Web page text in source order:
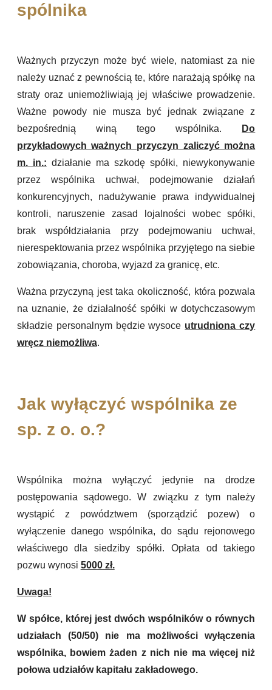
spólnika
Ważnych przyczyn może być wiele, natomiast za nie
należy uznać z pewnością te, które narażają spółkę na
straty oraz uniemożliwiają jej właściwe prowadzenie.
Ważne powody nie musza być jednak związane z
bezpośrednią winą tego wspólnika.
Do
przykładowych ważnych przyczyn zaliczyć można
m. in.: działanie ma szkodę spółki, niewykonywanie
przez wspólnika uchwał, podejmowanie działań
konkurencyjnych, nadużywanie prawa indywidualnej
kontroli, naruszenie zasad lojalności wobec spółki,
brak współdziałania przy podejmowaniu uchwał,
nierespektowania przez wspólnika przyjętego na siebie
zobowiązania, choroba, wyjazd za granicę, etc.
Ważna przyczyną jest taka okoliczność, która pozwala
na uznanie, że działalność spółki w dotychczasowym
składzie personalnym będzie wysoce utrudniona czy
wręcz niemożliwa.
Jak wyłączyć wspólnika ze
sp. z o. o.?
Wspólnika można wyłączyć jedynie na drodze
postępowania sądowego. W związku z tym należy
wystąpić z powództwem (sporządzić pozew) o
wyłączenie danego wspólnika, do sądu rejonowego
właściwego dla siedziby spółki. Opłata od takiego
pozwu wynosi 5000 zł.
Uwaga!
W spółce, której jest dwóch wspólników o równych
udziałach (50/50) nie ma możliwości wyłączenia
wspólnika, bowiem żaden z nich nie ma więcej niż
połowa udziałów kapitału zakładowego.